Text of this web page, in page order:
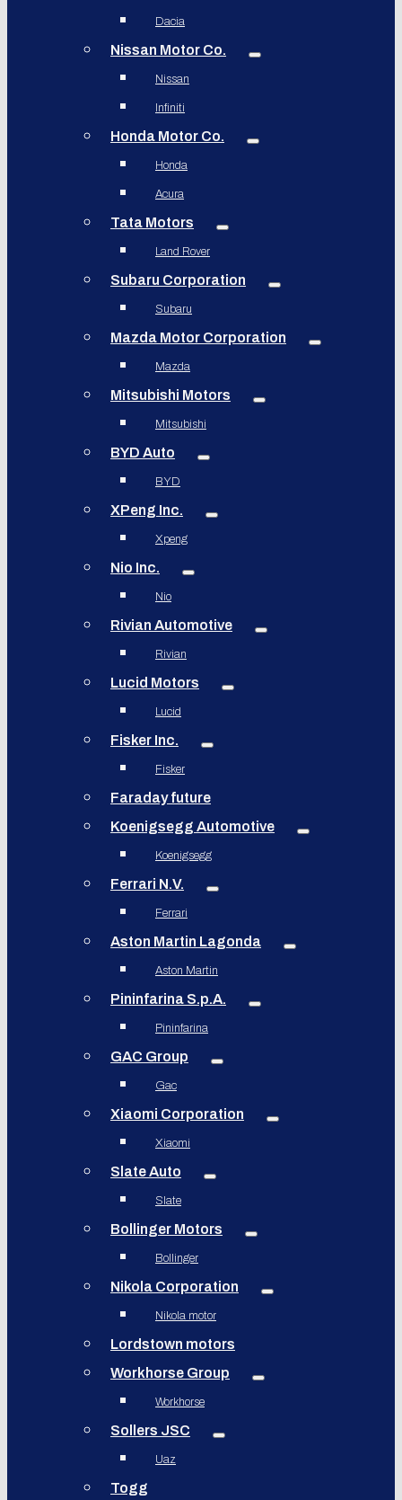
Dacia
Nissan Motor Co.
Nissan
Infiniti
Honda Motor Co.
Honda
Acura
Tata Motors
Land Rover
Subaru Corporation
Subaru
Mazda Motor Corporation
Mazda
Mitsubishi Motors
Mitsubishi
BYD Auto
BYD
XPeng Inc.
Xpeng
Nio Inc.
Nio
Rivian Automotive
Rivian
Lucid Motors
Lucid
Fisker Inc.
Fisker
Faraday future
Koenigsegg Automotive
Koenigsegg
Ferrari N.V.
Ferrari
Aston Martin Lagonda
Aston Martin
Pininfarina S.p.A.
Pininfarina
GAC Group
Gac
Xiaomi Corporation
Xiaomi
Slate Auto
Slate
Bollinger Motors
Bollinger
Nikola Corporation
Nikola motor
Lordstown motors
Workhorse Group
Workhorse
Sollers JSC
Uaz
Togg